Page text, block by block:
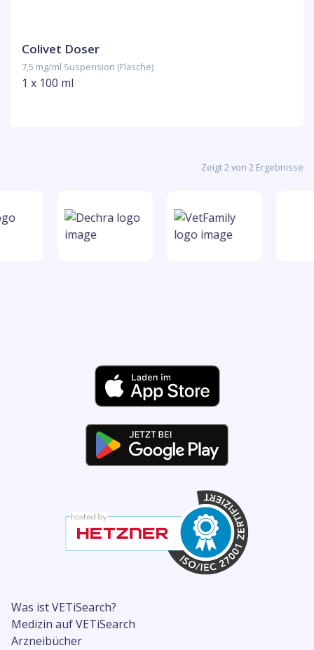
Colivet Doser
7,5 mg/ml Suspension (Flasche)
1 x 100 ml
Zeigt 2 von 2 Ergebnisse
Was ist VETiSearch?
Medizin auf VETiSearch
Arzneibücher